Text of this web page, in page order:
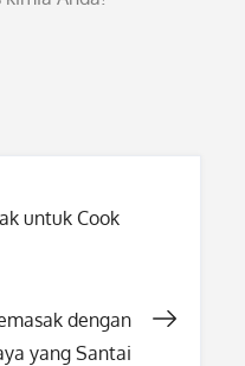
untuk Cook
dengan
yang Santai